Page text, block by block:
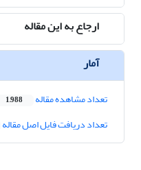
ارجاع به این مقاله
آمار
تعداد مشاهده مقاله 1,988
تعداد دریافت فایل اصل مقاله